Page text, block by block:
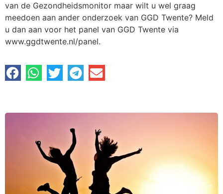
van de Gezondheidsmonitor maar wilt u wel graag
meedoen aan ander onderzoek van GGD Twente? Meld
u dan aan voor het panel van GGD Twente via
www.ggdtwente.nl/panel.